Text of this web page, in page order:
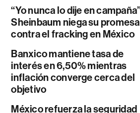
“Yo nunca lo dije en
Sheinbaum niega su promesa
contra el fracking en México
Banxico mantiene tasa de
interés en 6,50% mientras
inflación converge cerca del
objetivo
México refuerza la seguridad